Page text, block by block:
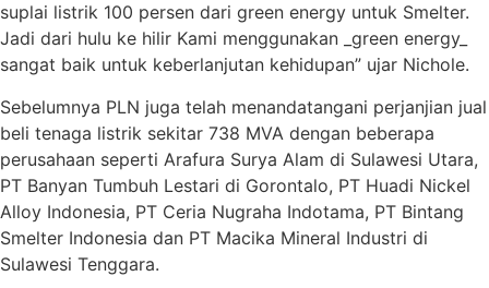
suplai listrik 100 persen dari green energy untuk Smelter.
Jadi dari hulu ke hilir Kami menggunakan _green energy_
sangat baik untuk keberlanjutan kehidupan” ujar Nichole.
Sebelumnya PLN juga telah menandatangani perjanjian jual
beli tenaga listrik sekitar 738 MVA dengan beberapa
perusahaan seperti Arafura Surya Alam di Sulawesi Utara,
PT Banyan Tumbuh Lestari di Gorontalo, PT Huadi Nickel
Alloy Indonesia, PT Ceria Nugraha Indotama, PT Bintang
Smelter Indonesia dan PT Macika Mineral Industri di
Sulawesi Tenggara.